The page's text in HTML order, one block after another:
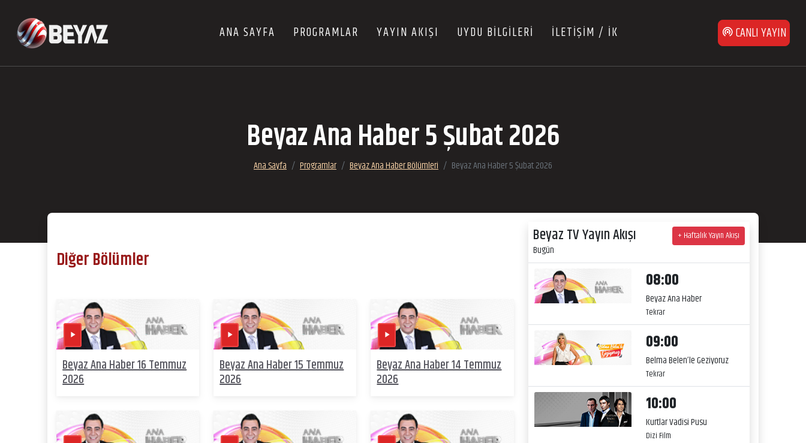
ANA SAYFA PROGRAMLAR YAYIN AKIŞI UYDU BİLGİLERİ İLETİŞİM / İK CANLI YAYIN
Beyaz Ana Haber 5 Şubat 2026
Ana Sayfa Programlar Beyaz Ana Haber Bölümleri Beyaz Ana Haber 5 Şubat 2026
Diğer Bölümler
Beyaz Ana Haber 16 Temmuz
2026
Beyaz Ana Haber 15 Temmuz
2026
Beyaz Ana Haber 14 Temmuz
2026
Beyaz TV Yayın Akışı
Bugün
+ Haftalık Yayın Akışı
08:00
Beyaz Ana Haber
Tekrar
09:00
Belma Belen’le Geziyoruz
Tekrar
10:00
Kurtlar Vadisi Pusu
Dizi Film